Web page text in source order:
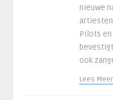
nieuwe
artiesten
Pilots
ook
Lees Meer